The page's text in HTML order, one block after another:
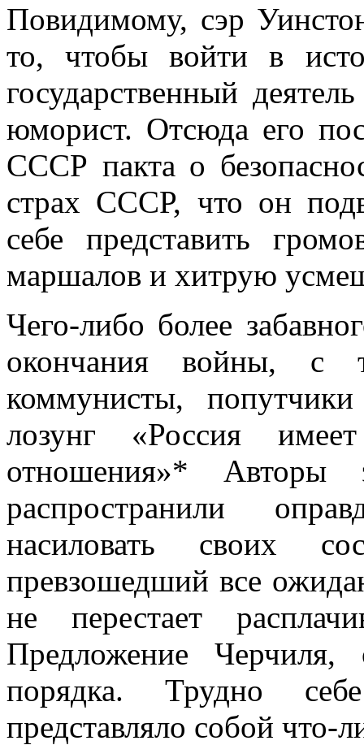
Повидимому, сэр
то, чтобы войти в
государственный
юморист. Отсюда его
СССР пакта о
страх СССР, что он
себе представить
маршалов и хитрую
Чего-либо более
окончания войны, с
коммунисты,
лозунг «Россия
отношения»* Авто­ры
распространили
насиловать своих
превзошедший все
не перестает
Предложение Черчиля,
порядка. Трудно
представляло собой что-